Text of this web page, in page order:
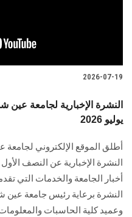
2026-07-19
النشرة الإخبارية لجامعة
يوليو 2026
أطلق الموقع الإلكتروني
النشرة الإخبارية عن النصف
أخبار الجامعة والخدمات التي
النشرة برعاية رئيس جامعة عين
وعميد كلية الحاسبات